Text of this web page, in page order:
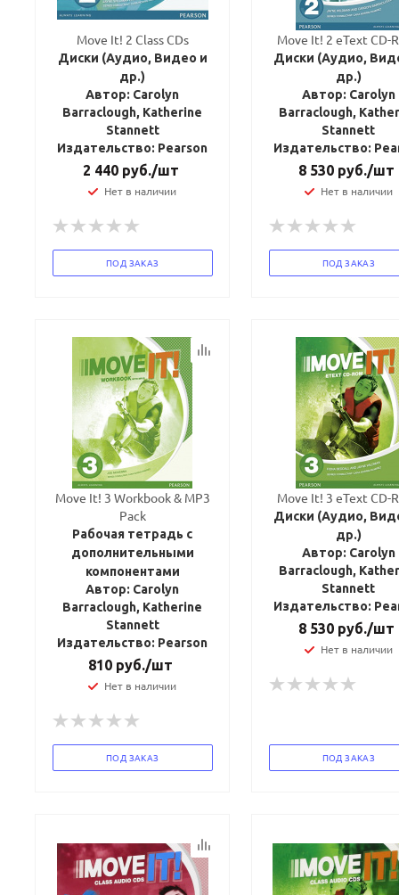
Move It! 2 Class CDs
Диски (Аудио, Видео и
др.)
Автор: Carolyn
Barraclough, Katherine
Stannett
Издательство: Pearson
2 440руб./шт
Нет в наличии
ПОД ЗАКАЗ
Move It! 2 eText CD-
Диски (Аудио,
др.)
Автор: Carolyn
Barraclough,
Stannett
Издательство:
8 530 руб./шт
Нет в наличии
ПОД ЗАКАЗ
Move It! 3 Workbook & MP3
Pack
Рабочая тетрадь с
дополнительными
компонентами
Автор: Carolyn
Barraclough, Katherine
Stannett
Издательство: Pearson
810 руб./шт
Нет в наличии
ПОД ЗАКАЗ
Move It! 3 eText CD-
Диски (Аудио,
др.)
Автор: Carolyn
Barraclough,
Stannett
Издательство:
8 530 руб./шт
Нет в наличии
ПОД ЗАКАЗ
Ваш E-mail:
Ваш E-mail: